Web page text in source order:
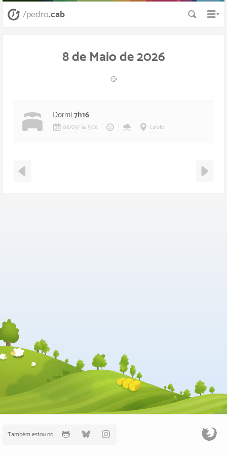
/pedro.cab Busca
8 de Maio de 2026
🙄
Dormi7h16
08/05/ às 5:06 Cafofo
Também estou no